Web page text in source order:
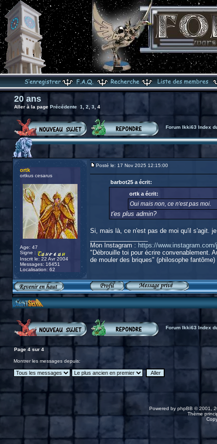
20 ans
Aller à la page Précédente 1 2 3 4
Forum Ikki63 Index
ortk
ortkus cesarus
Age: 47
Signe :
Inscrit le: 22 Avr 2004
Messages: 16451
Localisation: 62
Posté le: 17 Nov 2025 12:15:00
barbot25 a écrit:
ortk a écrit:
Oui mais non, ce n'est pas moi.
t'es plus admin?
Si, mais là, ce n'est pas de moi qu'il s'agit.
Mon Instagram : https://
"Débrouille toi pour écrire convenablement.
de mouler des briques" (philosophe fantôme)
Forum Ikki63 Index
Page 4sur 4
Montrer les messages depuis:
Powered by phpBB © 2001,
Thème